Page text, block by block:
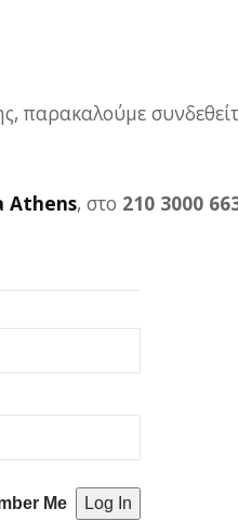
παρακαλούμε
Athens, στο 210 3000
Me